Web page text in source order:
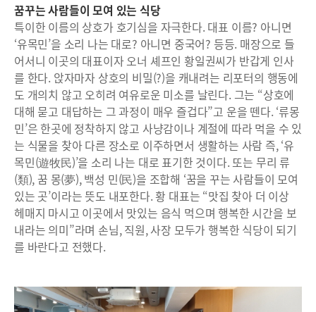
꿈꾸는 사람들이 모여 있는 식당
특이한 이름의 상호가 호기심을 자극한다. 대표 이름? 아니면
‘유목민’을 소리 나는 대로? 아니면 중국어? 등등. 매장으로 들
어서니 이곳의 대표이자 오너 셰프인 황일권씨가 반갑게 인사
를 한다. 앉자마자 상호의 비밀(?)을 캐내려는 리포터의 행동에
도 개의치 않고 오히려 여유로운 미소를 날린다. 그는 “상호에
대해 묻고 대답하는 그 과정이 매우 즐겁다”고 운을 뗀다. ‘류몽
민’은 한곳에 정착하지 않고 사냥감이나 계절에 따라 먹을 수 있
는 식물을 찾아 다른 장소로 이주하면서 생활하는 사람 즉, ‘유
목민(遊牧民)’을 소리 나는 대로 표기한 것이다. 또는 무리 류
(類), 꿈 몽(夢), 백성 민(民)을 조합해 ‘꿈을 꾸는 사람들이 모여
있는 곳’이라는 뜻도 내포한다. 황 대표는 “맛집 찾아 더 이상
헤매지 마시고 이곳에서 맛있는 음식 먹으며 행복한 시간을 보
내라는 의미”라며 손님, 직원, 사장 모두가 행복한 식당이 되기
를 바란다고 전했다.